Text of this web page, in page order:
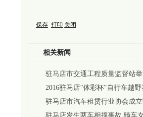
保存 打印 关闭
相关新闻
驻马店市交通工程质量监督站
2016驻马店"体彩杯"自行车越
区举办
驻马店市汽车租赁行业协会成
行
驻马店发生两车相撞事故 骑车